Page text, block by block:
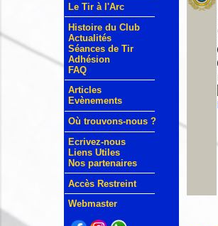
Le Tir à l'Arc
Histoire du Club
Actualités
Séances de Tir
Adhésion
FAQ
Articles
Evènements
Où trouvons-nous ?
Ecrivez-nous
Liens Utiles
Nos partenaires
Accès Restreint
Webmaster